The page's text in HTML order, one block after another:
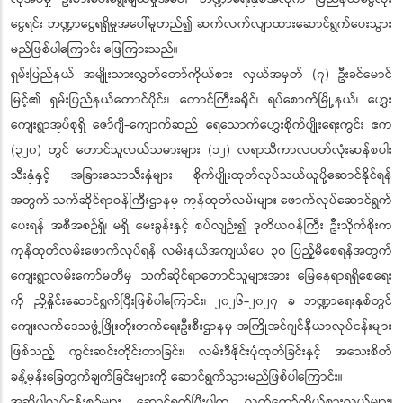
ငွေရင်း ဘဏ္ဍာငွေရရှိမှုအပေါ်မူတည်၍ ဆက်လက်လျာထားဆောင်ရွက်ပေးသွား
မည်ဖြစ်ပါကြောင်း ဖြေကြားသည်။
ရှမ်းပြည်နယ် အမျိုးသားလွှတ်တော်ကိုယ်စား လှယ်အမှတ် (၇) ဦးခင်မောင်
မြင့်၏ ရှမ်းပြည်နယ်တောင်ပိုင်း၊ တောင်ကြီးခရိုင်၊ ရပ်စောက်မြို့နယ်၊ ဟွှေး
ကျေးရွာအုပ်စုရှိ ဇော်ဂျီ-ကျောက်ဆည် ရေသောက်ဟွှေးစိုက်ပျိုးရေးကွင်း ဧက
(၃၂၀) တွင် တောင်သူလယ်သမားများ (၁၂) လရာသီကာလပတ်လုံးဆန်စပါး
သီးနှံနှင့် အခြားသောသီးနှံများ စိုက်ပျိုးထုတ်လုပ်သယ်ယူပို့ဆောင်နိုင်ရန်
အတွက် သက်ဆိုင်ရာဝန်ကြီးဌာနမှ ကုန်ထုတ်လမ်းများ ဖောက်လုပ်ဆောင်ရွက်
ပေးရန် အစီအစဉ်ရှိ၊ မရှိ မေးခွန်းနှင့် စပ်လျဉ်း၍ ဒုတိယဝန်ကြီး ဦးသိုက်စိုးက
ကုန်ထုတ်လမ်းဖောက်လုပ်ရန် လမ်းနယ်အကျယ်ပေ ၃၀ ပြည့်မီစေရန်အတွက်
ကျေးရွာလမ်းကော်မတီမှ သက်ဆိုင်ရာတောင်သူများအား မြေနေရာရရှိစေရေး
ကို ညှိနှိုင်းဆောင်ရွက်ပြီးဖြစ်ပါကြောင်း၊ ၂၀၂၆-၂၀၂၇ ခု ဘဏ္ဍာရေးနှစ်တွင်
ကျေးလက်ဒေသဖွံ့ဖြိုးတိုးတက်ရေးဦးစီးဌာနမှ အကြိုအင်ဂျင်နီယာလုပ်ငန်းများ
ဖြစ်သည့် ကွင်းဆင်းတိုင်းတာခြင်း၊ လမ်းဒီဇိုင်းပုံထုတ်ခြင်းနှင့် အသေးစိတ်
ခန့်မှန်းခြေတွက်ချက်ခြင်းများကို ဆောင်ရွက်သွားမည်ဖြစ်ပါကြောင်း။